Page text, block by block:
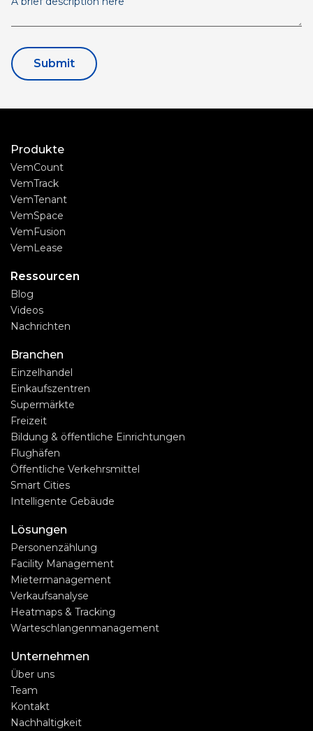
Produkte
VemCount
VemTrack
VemTenant
VemSpace
VemFusion
VemLease
Ressourcen
Blog
Videos
Nachrichten
Branchen
Einzelhandel
Einkaufszentren
Supermärkte
Freizeit
Bildung & öffentliche Einrichtungen
Flughäfen
Öffentliche Verkehrsmittel
Smart Cities
Intelligente Gebäude
Lösungen
Personenzählung
Facility Management
Mietermanagement
Verkaufsanalyse
Heatmaps & Tracking
Warteschlangenmanagement
Unternehmen
Über uns
Team
Kontakt
Nachhaltigkeit